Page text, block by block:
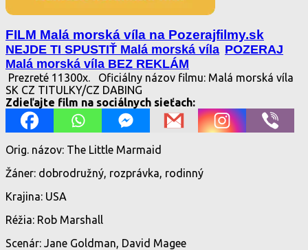
FILM Malá morská víla na Pozerajfilmy.sk
NEJDE TI SPUSTIŤ Malá morská víla POZERAJ
Malá morská víla BEZ REKLÁM
Prezreté 11300x.
Oficiálny názov filmu: Malá morská víla
SK CZ TITULKY/CZ DABING
Zdieľajte film na sociálnych sieťach:
Orig. názov: The Little Marmaid
Žáner: dobrodružný, rozprávka, rodinný
Krajina: USA
Réžia: Rob Marshall
Scenár: Jane Goldman, David Magee